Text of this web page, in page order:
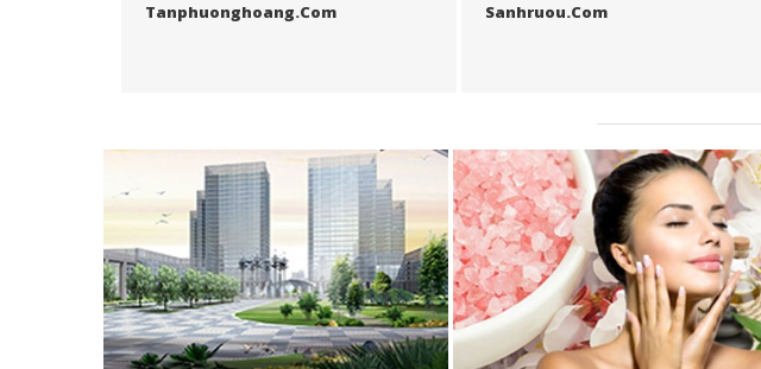
Tanphuonghoang.com Sanhruou.com